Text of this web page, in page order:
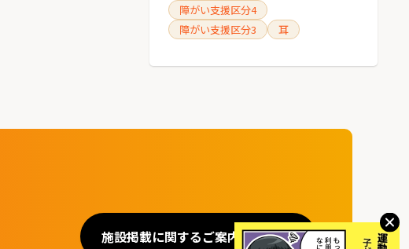
障がい支援区分4
障がい支援区分3
耳
施設掲載に関するご案内